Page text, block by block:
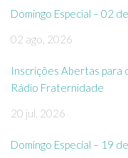
Domingo Especial – 02
02 ago, 2026
Inscrições Abertas para
Rádio Fraternidade
20 jul, 2026
Domingo Especial – 19